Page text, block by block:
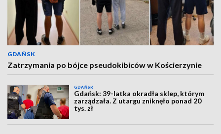
GDAŃSK
Zatrzymania po bójce pseudokibiców w Kościerzynie
GDAŃSK
Gdańsk: 39-latka okradła sklep, którym
zarządzała. Z utargu zniknęło ponad 20
tys. zł